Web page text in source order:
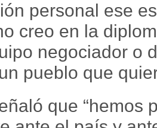
personal ese
creo en la
negociador o
pueblo que
que “hemos